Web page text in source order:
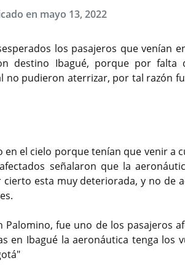
en mayo 13, 2022
los pasajeros que venían
destino Ibagué, porque por falta
no pudieron aterrizar, por tal razón
el cielo porque tenían que venir a
señalaron que la
esta muy deteriorada, y no de
Palomino, fue uno de los pasajeros
en Ibagué la aeronáutica tenga los